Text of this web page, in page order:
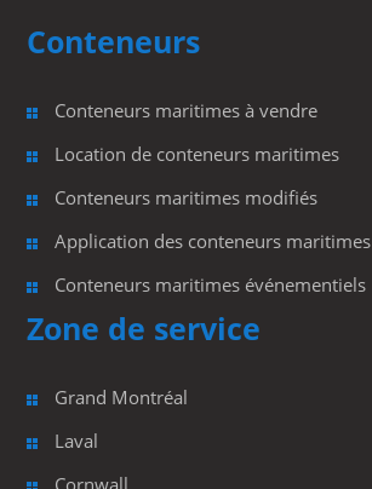
Conteneurs
Conteneurs maritimes à vendre
Location de conteneurs maritimes
Conteneurs maritimes modifiés
Application des conteneurs maritimes
Conteneurs maritimes événementiels
Zone de service
Grand Montréal
Laval
Cornwall